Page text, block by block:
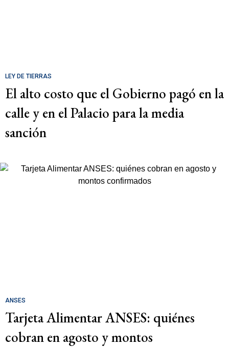
LEY DE TIERRAS
El alto costo que el Gobierno pagó en la
calle y en el Palacio para la media
sanción
ANSES
Tarjeta Alimentar ANSES: quiénes
cobran en agosto y montos